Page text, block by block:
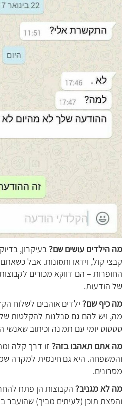
מה הילדים עושים שם?בעיקרון,
קבצי קול, וידאו ותמונות. אבל
החופרות – הם דווקא מכורים
של הודעות.
מה כיף שם? ילדים אוהבים לשלוח
מה, ויש להם גם סבלנות להקלטות
סטטוס יומי עם תמונה וכיתוב שאנשי
מה אתם תאהבו בזה? זו דרך קלה
והמשפחה. היא גם חינמית למקרה
מסרונים.
מה לא מגניב? הקבוצות הן פתח
והפצת תוכן (לעיתים מביך) שהועבר